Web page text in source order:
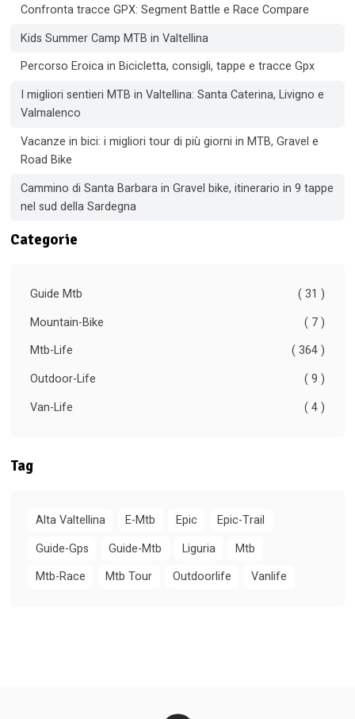
Confronta tracce GPX: Segment Battle e Race Compare
Kids Summer Camp MTB in Valtellina
Percorso Eroica in Bicicletta, consigli, tappe e tracce Gpx
I migliori sentieri MTB in Valtellina: Santa Caterina, Livigno e
Valmalenco
Vacanze in bici: i migliori tour di più giorni in MTB, Gravel e
Road Bike
Cammino di Santa Barbara in Gravel bike, itinerario in 9 tappe
nel sud della Sardegna
Categorie
Guide Mtb
( 31 )
Mountain-Bike
( 7 )
Mtb-Life
( 364 )
Outdoor-Life
( 9 )
Van-Life
( 4 )
Tag
Alta Valtellina E-Mtb Epic
Epic-Trail
Guide-Gps
Guide-Mtb Liguria
Mtb
Mtb-Race
Mtb Tour Outdoorlife Vanlife